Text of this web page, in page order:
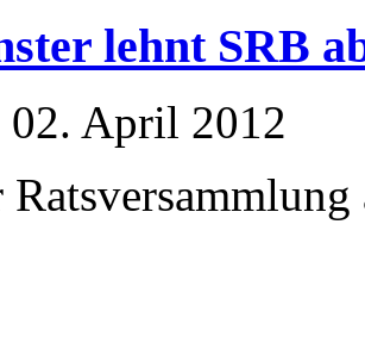
lehnt SRB
02. April 2012